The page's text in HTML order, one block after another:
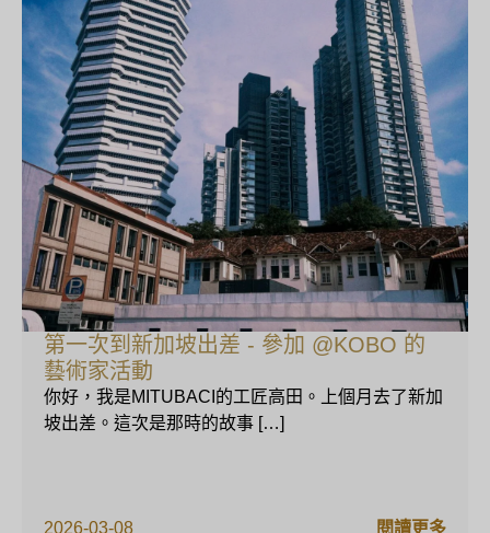
第一次到新加坡出差 - 參加 @KOBO 的
藝術家活動
2026-03-08
你好，我是MITUBACI的工匠高田。上個月去了新加
坡出差。這次是那時的故事 […]
閱讀更多